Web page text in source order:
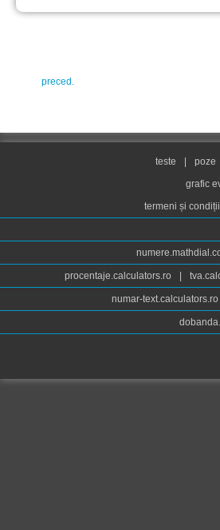
preced.
teste poze
grafic
termeni și condiții
procentaje.calculators.ro
numar-text.calculators.ro